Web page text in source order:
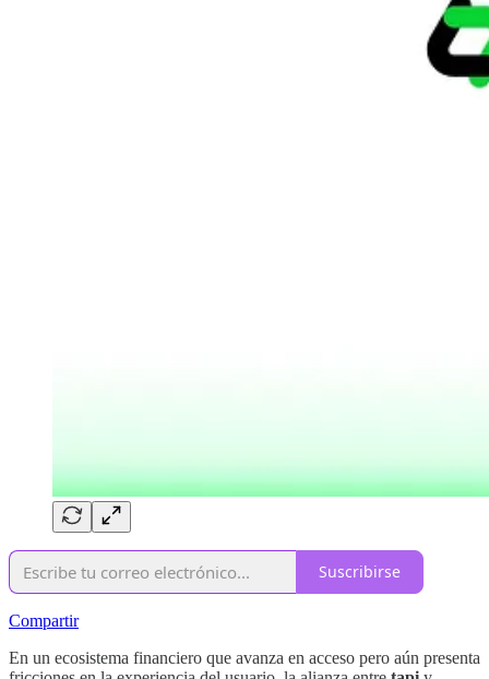
Suscribirse
Compartir
En un ecosistema financiero que avanza en acceso pero aún presenta